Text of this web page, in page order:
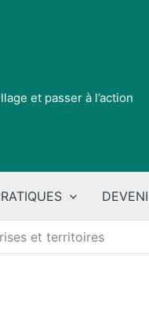
et passer à l’action
et territoires